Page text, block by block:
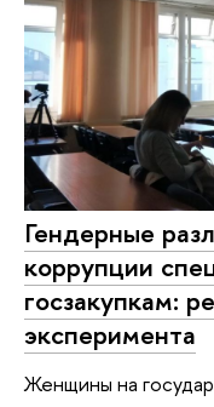
Гендерные
коррупции
госзакупкам:
эксперимента
Женщины на